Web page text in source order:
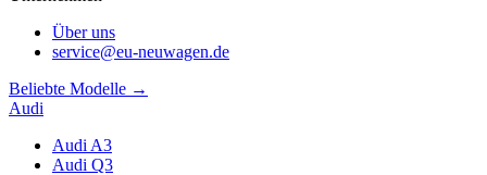
Über uns
service@eu-neuwagen.de
Beliebte Modelle →
Audi
Audi A3
Audi Q3